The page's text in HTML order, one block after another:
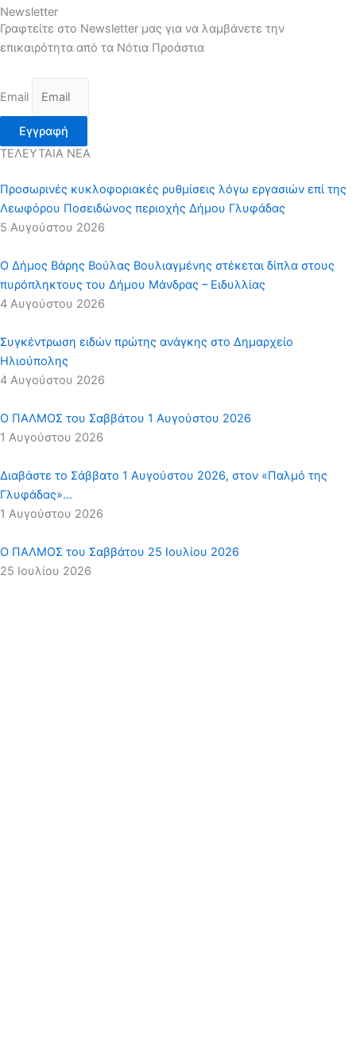
Newsletter
Γραφτείτε στο Newsletter μας για να λαμβάνετε την
επικαιρότητα από τα Νότια Προάστια
Email
Εγγραφή
ΤΕΛΕΥΤΑΙΑ ΝΕΑ
Προσωρινές κυκλοφοριακές ρυθμίσεις λόγω εργασιών επί της
Λεωφόρου Ποσειδώνος περιοχής Δήμου Γλυφάδας
5 Αυγούστου 2026
Ο Δήμος Βάρης Βούλας Βουλιαγμένης στέκεται δίπλα στους
πυρόπληκτους του Δήμου Μάνδρας – Ειδυλλίας
4 Αυγούστου 2026
Συγκέντρωση ειδών πρώτης ανάγκης στο Δημαρχείο
Ηλιούπολης
4 Αυγούστου 2026
Ο ΠΑΛΜΟΣ του Σαββάτου 1 Αυγούστου 2026
1 Αυγούστου 2026
Διαβάστε το Σάββατο 1 Αυγούστου 2026, στον «Παλμό της
Γλυφάδας»…
1 Αυγούστου 2026
Ο ΠΑΛΜΟΣ του Σαββάτου 25 Ιουλίου 2026
25 Ιουλίου 2026